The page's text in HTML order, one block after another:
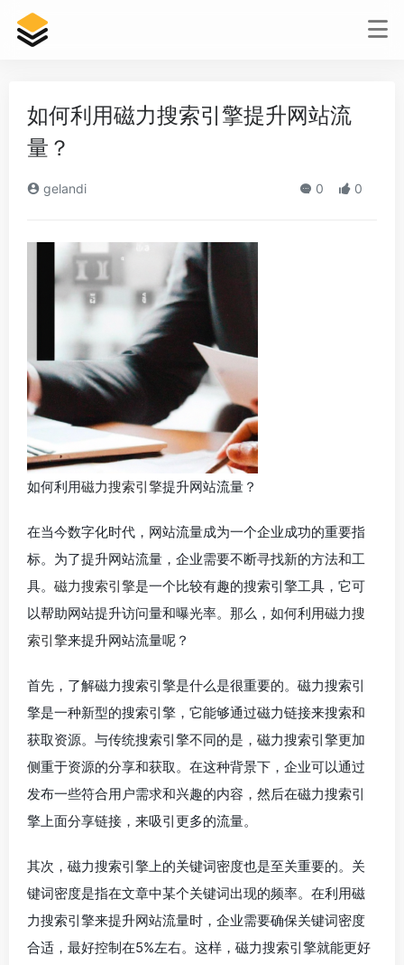
如何利用磁力搜索引擎提升网站流
量？
gelandi 0 0
如何利用磁力搜索引擎提升网站流量？
在当今数字化时代，网站流量成为一个企业成功的重要指
标。为了提升网站流量，企业需要不断寻找新的方法和工
具。 磁力搜索引擎是一个比较有趣的搜索引擎工具，它可
以帮助网站提升访问量和曝光率。那么，如何利用磁力搜
索引擎来提升网站流量呢？
首先，了解磁力搜索引擎是什么是很重要的。磁力搜索引
擎是一种新型的搜索引擎，它能够通过磁力链接来搜索和
获取资源。与传统搜索引擎不同的是，磁力搜索引擎更加
侧重于资源的分享和获取。在这种背景下，企业可以通过
发布一些符合用户需求和兴趣的内容，然后在磁力搜索引
擎上面分享链接，来吸引更多的流量。
其次，磁力搜索引擎上的关键词密度也是至关重要的。关
键词密度是指在文章中某个关键词出现的频率。在利用磁
力搜索引擎来提升网站流量时，企业需要确保关键词密度
合适，最好控制在5%左右。这样，磁力搜索引擎就能更好